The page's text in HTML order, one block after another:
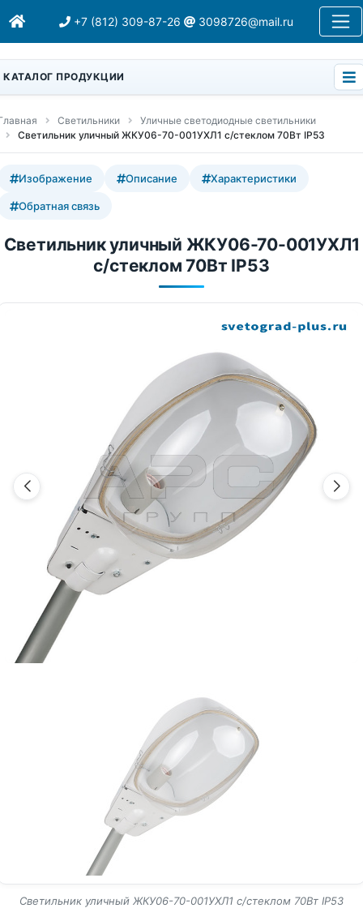
+7 (812) 309-87-26 3098726@mail.ru
КАТАЛОГ ПРОДУКЦИИ
Светильники
Уличные светодиодные светильники
Светильник уличный ЖКУ06-70-001УХЛ1 с/стеклом 70Вт IP53
Изображение Описание Характеристики
Обратная связь
Светильник уличный ЖКУ06-70-001УХЛ1
с/стеклом 70Вт IP53
Светильник уличный ЖКУ06-70-001УХЛ1 с/стеклом 70Вт IP53